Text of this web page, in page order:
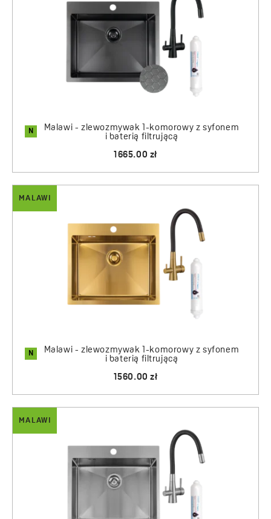
N
Malawi - zlewozmywak 1-komorowy z syfonem
i baterią filtrującą
1665.00 zł
MALAWI
N
Malawi - zlewozmywak 1-komorowy z syfonem
i baterią filtrującą
1560.00 zł
MALAWI